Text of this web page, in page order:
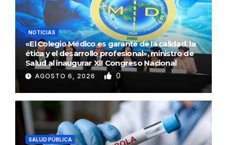
NOTICIAS
«El Colegio Médico es garante de la calidad, la
ética y el desarrollo profesional», ministro de
Salud al inaugurar XII Congreso Nacional
AGOSTO 6, 2026 0
SALUD PÚBLICA